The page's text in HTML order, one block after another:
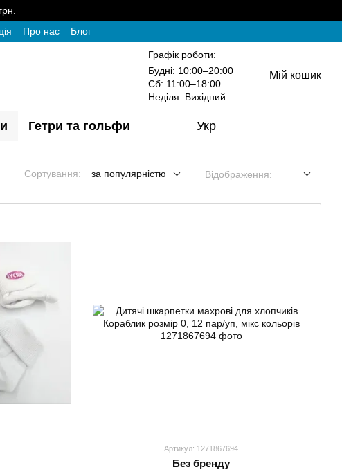
Про нас Блог
Графік роботи:
Будні: 10:00–20:00
Сб: 11:00–18:00
Неділя: Вихідний
Мій кошик
Гетри та гольфи Укр
Сортування: за популярністю Відображення:
Артикул: 1271867694
Без бренду